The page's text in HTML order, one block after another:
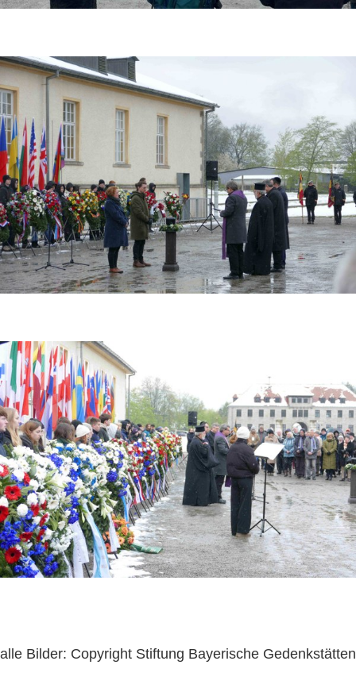
alle Bilder: Copyright Stiftung Bayerische Gedenkstätten